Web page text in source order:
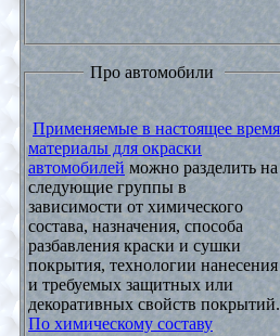
Про автомобили
Применяемые в настоящее время
материалы для окраски
автомобилей можно разделить на
следующие группы в
зависимости от химического
состава, назначения, способа
разбавления краски и сушки
покрытия, технологии нанесения
и требуемых защитных или
декоративных свойств покрытий.
По химическому составу